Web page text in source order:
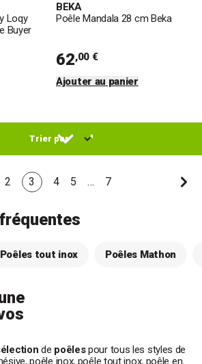
Loqy
Buyer
BEKA
Poêle Mandala 28 cm Beka
62,00 €
Ajouter au panier
2 3 4 5 … 7
Poêles tout inox Poêles Mathon
de poêlespour tous les styles de
,poêle inox, poêle tout inox, poêle en